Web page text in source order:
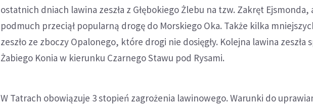
ostatnich dniach lawina zeszła z Głębokiego Żlebu na tzw. Zakręt Ejsmonda,
podmuch przeciął popularną drogę do Morskiego Oka. Także kilka
zeszło ze zboczy Opalonego, które drogi nie dosięgły. Kolejna lawina zeszła
Żabiego Konia w kierunku Czarnego Stawu pod Rysami.
W Tatrach obowiązuje 3 stopień zagrożenia lawinowego. Warunki do